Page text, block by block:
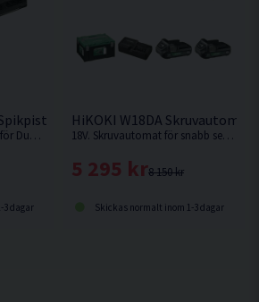
f. Form 36V
21º. 45-75mm. Spikpistol för Duplexbandade blanka dubbelhuvudspikar för formsättning, tillfällig infästning etc. Levereras utan batteri och laddare.
3 dagar
HiKOKI W18DA Skruvautomat
18V. Skruvautomat för snabb serieskruvning från HiKOKI.
8 150 kr
5 295 kr
Skickas normalt inom 1-3 dagar